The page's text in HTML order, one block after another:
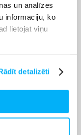
un analīzes
informāciju, ko
lietojat viņu
detalizēti
piegādāsim
saņemt jums
precēm